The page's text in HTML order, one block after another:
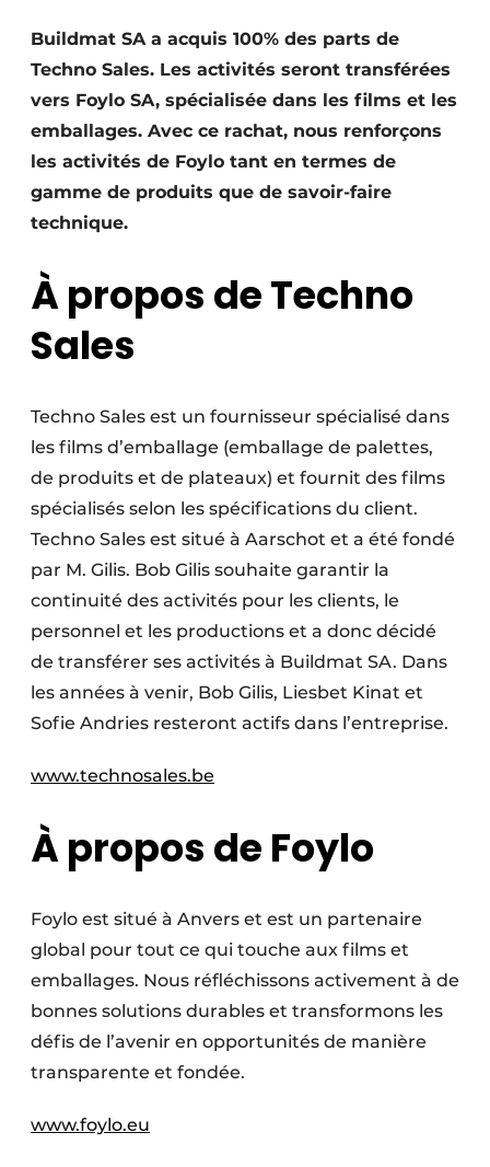
S’inscrire
Termes et conditions
Video’s
Buildmat SA a acquis 100% des parts de
Techno Sales. Les activités seront transférées
vers Foylo SA, spécialisée dans les films et les
emballages. Avec ce rachat, nous renforçons
les activités de Foylo tant en termes de
gamme de produits que de savoir-faire
technique.
À propos de Techno
Sales
Techno Sales est un fournisseur spécialisé dans
les films d’emballage (emballage de palettes,
de produits et de plateaux) et fournit des films
spécialisés selon les spécifications du client.
Techno Sales est situé à Aarschot et a été fondé
par M. Gilis. Bob Gilis souhaite garantir la
continuité des activités pour les clients, le
personnel et les productions et a donc décidé
de transférer ses activités à Buildmat SA. Dans
les années à venir, Bob Gilis, Liesbet Kinat et
Sofie Andries resteront actifs dans l’entreprise.
www.technosales.be
À propos de Foylo
Foylo est situé à Anvers et est un partenaire
global pour tout ce qui touche aux films et
emballages. Nous réfléchissons activement à de
bonnes solutions durables et transformons les
défis de l’avenir en opportunités de manière
transparente et fondée.
www.foylo.eu